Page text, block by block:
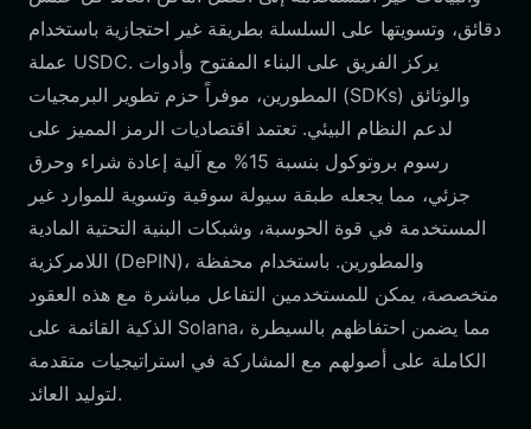
دقائق، وتسويتها على السلسلة بطريقة غير احتجازية باستخدام
عملة USDC. يركز الفريق على البناء المفتوح وأدوات
المطورين، موفراً حزم تطوير البرمجيات (SDKs) والوثائق
لدعم النظام البيئي. تعتمد اقتصاديات الرمز المميز على
رسوم بروتوكول بنسبة 15% مع آلية إعادة شراء وحرق
جزئي، مما يجعله طبقة سيولة سوقية وتسوية للموارد غير
المستخدمة في قوة الحوسبة، وشبكات البنية التحتية المادية
اللامركزية (DePIN)، والمطورين. باستخدام محفظة
متخصصة، يمكن للمستخدمين التفاعل مباشرة مع هذه العقود
الذكية القائمة على Solana، مما يضمن احتفاظهم بالسيطرة
الكاملة على أصولهم مع المشاركة في استراتيجيات متقدمة
لتوليد العائد.